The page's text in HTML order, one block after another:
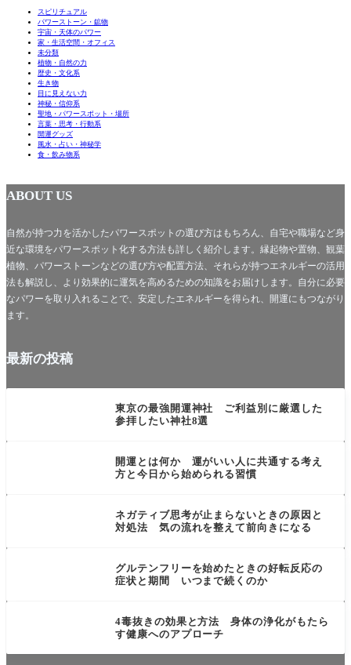
スピリチュアル
パワーストーン・鉱物
宇宙・天体のパワー
家・生活空間・オフィス
未分類
植物・自然の力
歴史・文化系
生き物
目に見えない力
神秘・信仰系
聖地・パワースポット・場所
言葉・思考・行動系
開運グッズ
風水・占い・神秘学
食・飲み物系
ABOUT US
自然が持つ力を活かしたパワースポットの選び方はもちろん、自宅や職場など身
近な環境をパワースポット化する方法も詳しく紹介します。縁起物や置物、観葉
植物、パワーストーンなどの選び方や配置方法、それらが持つエネルギーの活用
法も解説し、より効果的に運気を高めるための知識をお届けします。自分に必要
なパワーを取り入れることで、安定したエネルギーを得られ、開運にもつながり
ます。
最新の投稿
未分類
東京の最強開運神社 ご利益別に厳選した
参拝したい神社8選
開運とは何か 運がいい人に共通する考え
方と今日から始められる習慣
ネガティブ思考が止まらないときの原因と
対処法 気の流れを整えて前向きになる
グルテンフリーを始めたときの好転反応の
症状と期間 いつまで続くのか
4毒抜きの効果と方法 身体の浄化がもたら
す健康へのアプローチ